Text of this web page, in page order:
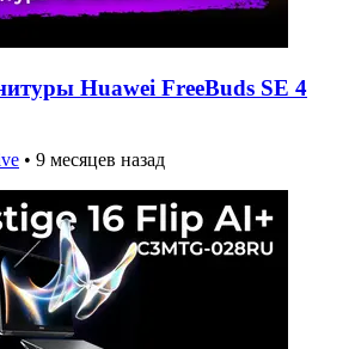
Huawei FreeBuds SE 4
• 9 месяцев назад